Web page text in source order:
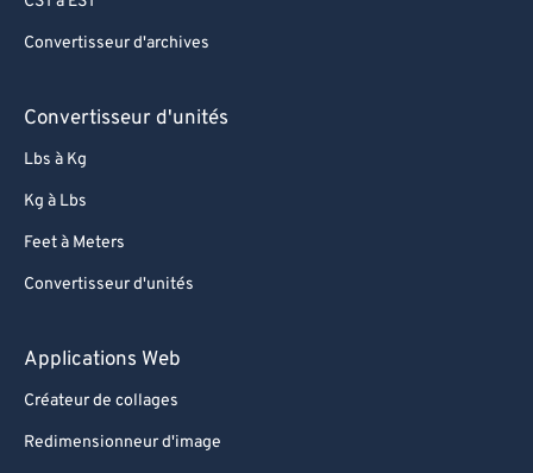
Convertisseur d'archives
Convertisseur d'unités
Lbs à Kg
Kg à Lbs
Feet à Meters
Convertisseur d'unités
Applications Web
Créateur de collages
Redimensionneur d'image